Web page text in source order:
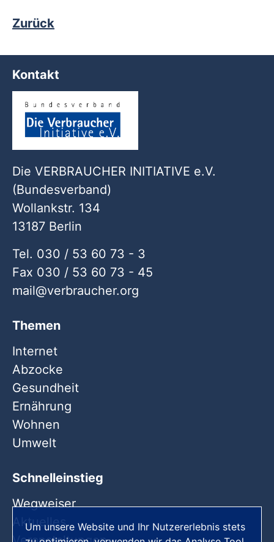
Zurück
Kontakt
Die VERBRAUCHER INITIATIVE e.V.
(Bundesverband)
Wollankstr. 134
13187 Berlin
Tel. 030 / 53 60 73 - 3
Fax 030 / 53 60 73 - 45
mail
verbraucher org
Themen
Internet
Abzocke
Gesundheit
Ernährung
Wohnen
Umwelt
Schnelleinstieg
Wegweiser
Aktuelles
Um unsere Website und Ihr Nutzererlebnis stets